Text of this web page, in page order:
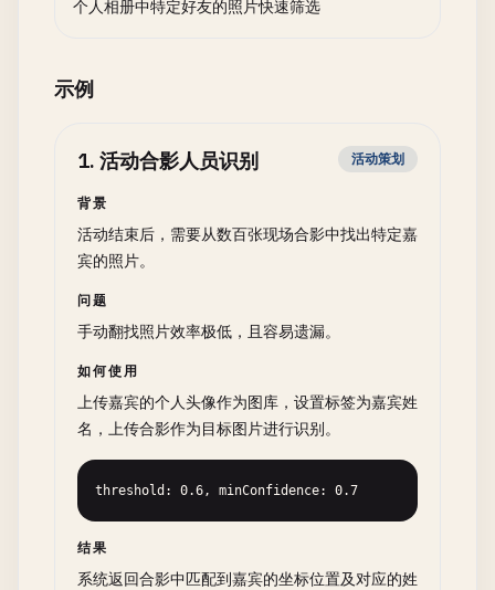
个人相册中特定好友的照片快速筛选
示例
1. 活动合影人员识别 活动策划
背景
活动结束后，需要从数百张现场合影中找出特定嘉
宾的照片。
问题
手动翻找照片效率极低，且容易遗漏。
如何使用
上传嘉宾的个人头像作为图库，设置标签为嘉宾姓
名，上传合影作为目标图片进行识别。
threshold: 0.6, minConfidence: 0.7
结果
系统返回合影中匹配到嘉宾的坐标位置及对应的姓